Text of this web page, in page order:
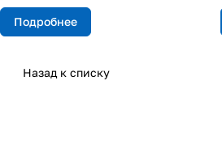
Подробнее
Назад к списку